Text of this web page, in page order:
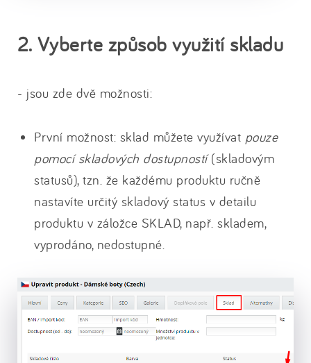
2. Vyberte způsob využití skladu
- jsou zde dvě možnosti:
První možnost: sklad můžete využívat pouze
pomocí skladových dostupností(skladovým
statusů), tzn. že každému produktu ručně
nastavíte určitý skladový status v detailu
produktu v záložce SKLAD, např. skladem,
vyprodáno, nedostupné.